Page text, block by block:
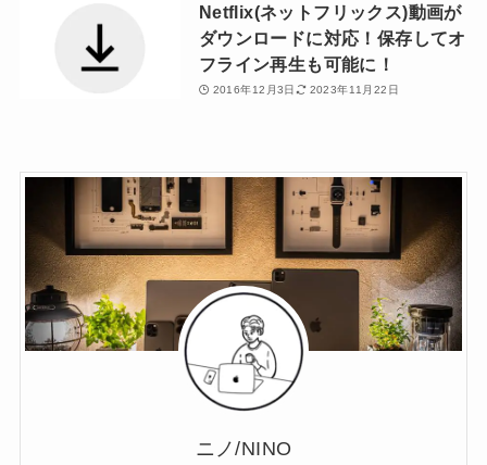
Netflix(ネットフリックス)動画が
ダウンロードに対応！保存してオ
フライン再生も可能に！
2016年12月3日 2023年11月22日
ニノ/NINO